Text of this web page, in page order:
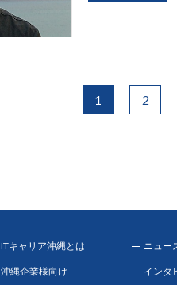
1 2
ITキャリア沖縄とは ニュー
沖縄企業様向け インタ